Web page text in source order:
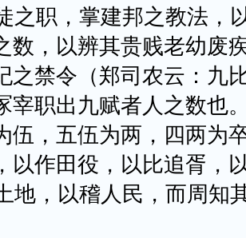
职，掌建邦之教法，
数，以辨其贵贱老幼废
之禁令（郑司农云：九
宰职出九赋者人之数也
伍，五伍为两，四两为
以作田役，以比追胥，
，以稽人民，而周知